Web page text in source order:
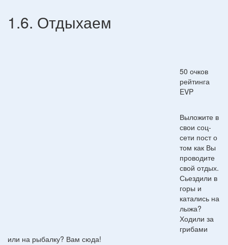
1.6. Отдыхаем
50 очков
рейтинга
EVP
Выложите в
свои соц-
сети пост о
том как Вы
проводите
свой отдых.
Сьездили в
горы и
катались на
лыжа?
Ходили за
грибами
или на рыбалку? Вам сюда!